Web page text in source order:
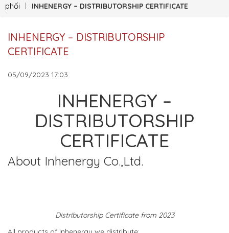
phối
INHENERGY – DISTRIBUTORSHIP CERTIFICATE
INHENERGY – DISTRIBUTORSHIP
CERTIFICATE
05/09/2023 17:03
INHENERGY –
DISTRIBUTORSHIP
CERTIFICATE
About Inhenergy Co.,Ltd.
Distributorship Certificate from 2023